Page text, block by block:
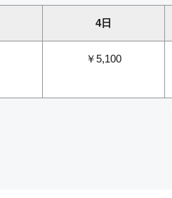
4日
￥5,100